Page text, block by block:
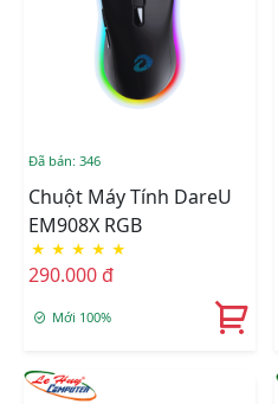
Đã bán: 346
Chuột Máy Tính DareU
EM908X RGB
★ ★ ★ ★ ★
290.000 đ
Mới 100%